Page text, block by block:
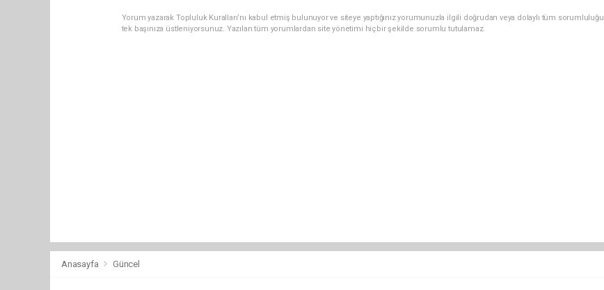
Yorum yazarak Topluluk Kuralları’nı kabul etmiş bulunuyor ve siteye yaptığınız yorumunuzla ilgili doğrudan veya dolaylı tüm sorumluluğu
tek başınıza üstleniyorsunuz. Yazılan tüm yorumlardan site yönetimi hiçbir şekilde sorumlu tutulamaz.
Anasayfa Güncel